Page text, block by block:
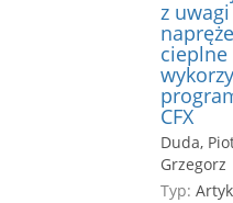
z
cieplne
CFX
Duda,
Grzegorz
Typ: